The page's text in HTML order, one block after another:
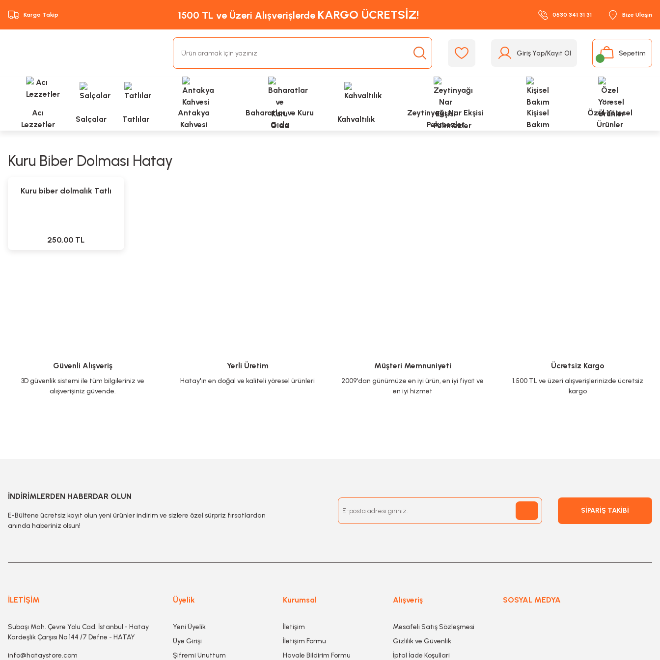
Kargo Takip 1500 TL ve Üzeri Alışverişlerde KARGO ÜCRETSİZ! 0530 341 31 31 Bize Ulaşın
Giriş Yap/Kayıt Ol Sepetim
Acı
Lezzetler
Salçalar Tatlılar
Antakya
Kahvesi
Baharatlar ve Kuru
Gıda
Kahvaltılık
Zeytinyağı Nar Ekşisi
Pekmezler
Kişisel
Bakım
Özel Yöresel
Ürünler
Kuru Biber Dolması Hatay
Kuru biber dolmalık Tatlı
250,00 TL
Güvenli Alışveriş
3D güvenlik sistemi ile tüm bilgileriniz ve
alışverişiniz güvende.
Yerli Üretim
Hatay'ın en doğal ve kaliteli yöresel ürünleri
Müşteri Memnuniyeti
2009'dan günümüze en iyi ürün, en iyi fiyat ve
en iyi hizmet
Ücretsiz Kargo
1.500 TL ve üzeri alışverişlerinizde ücretsiz
kargo
İNDİRİMLERDEN HABERDAR OLUN
E-Bültene ücretsiz kayıt olun yeni ürünler indirim ve sizlere özel sürpriz fırsatlardan
anında haberiniz olsun!
SİPARİŞ TAKİBİ
İLETİŞİM
Subaşı Mah. Çevre Yolu Cad. İstanbul - Hatay
Kardeşlik Çarşısı No 144 /7 Defne - HATAY
info@hataystore.com
Üyelik
Yeni Üyelik
Üye Girişi
Şifremi Unuttum
Kurumsal
İletişim
İletişim Formu
Havale Bildirim Formu
Alışveriş
Mesafeli Satış Sözleşmesi
Gizlilik ve Güvenlik
İptal İade Koşullari
SOSYAL MEDYA